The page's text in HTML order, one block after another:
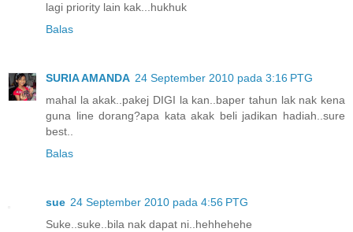
lagi priority lain kak...hukhuk
Balas
SURIA AMANDA 24 September 2010 pada 3:16 PTG
mahal la akak..pakej DIGI la kan..baper tahun lak nak kena
guna line dorang?apa kata akak beli jadikan hadiah..sure
best..
Balas
sue 24 September 2010 pada 4:56 PTG
Suke..suke..bila nak dapat ni..hehhehehe